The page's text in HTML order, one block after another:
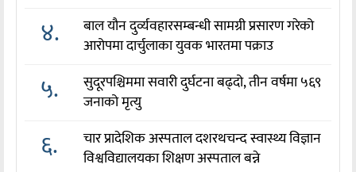
४.
बाल यौन दुर्व्यवहारसम्बन्धी सामग्री प्रसारण गरेको
आरोपमा दार्चुलाका युवक भारतमा पक्राउ
५.
सुदूरपश्चिममा सवारी दुर्घटना बढ्दो, तीन वर्षमा ५६९
जनाको मृत्यु
६.
चार प्रादेशिक अस्पताल दशरथचन्द स्वास्थ्य विज्ञान
विश्वविद्यालयका शिक्षण अस्पताल बन्ने